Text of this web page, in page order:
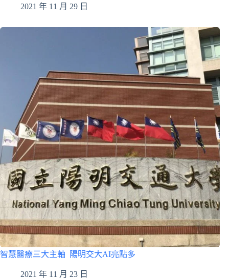
2021 年 11 月 29 日
智慧醫療三大主軸 陽明交大AI亮點多
2021 年 11 月 23 日